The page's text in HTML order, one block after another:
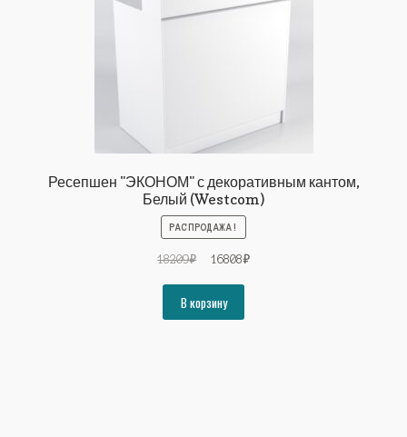
Ресепшен "ЭКОНОМ" с декоративным кантом,
Белый (Westcom)
РАСПРОДАЖА!
18209₽
Первоначальная
составляла
18209₽.
16808₽Текущая
В корзину